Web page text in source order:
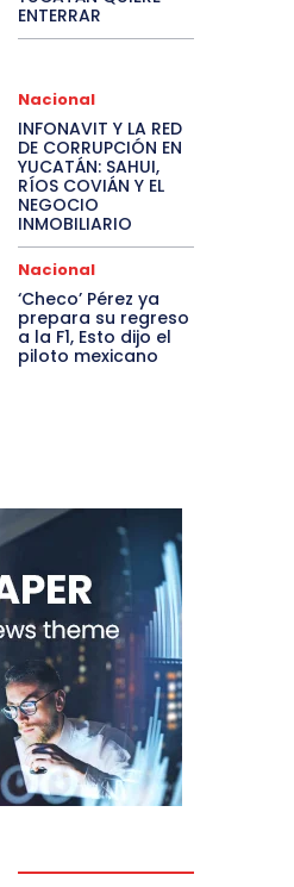
ENTERRAR
Nacional
INFONAVIT Y LA RED
DE CORRUPCIÓN EN
YUCATÁN: SAHUI,
RÍOS COVIÁN Y EL
NEGOCIO
INMOBILIARIO
Nacional
‘Checo’ Pérez ya
prepara su regreso
a la F1, Esto dijo el
piloto mexicano